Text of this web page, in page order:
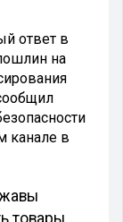
ответ в
на
канале в
товары